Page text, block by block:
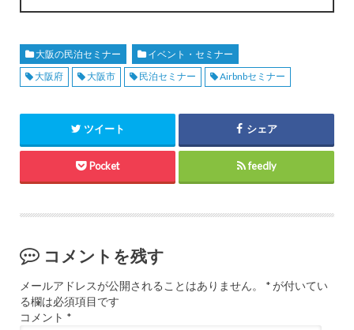
大阪の民泊セミナー
イベント・セミナー
大阪府
大阪市 民泊セミナー Airbnbセミナー
ツイート シェア
Pocket feedly
コメントを残す
メールアドレスが公開されることはありません。 *が付いてい
る欄は必須項目です
コメント *